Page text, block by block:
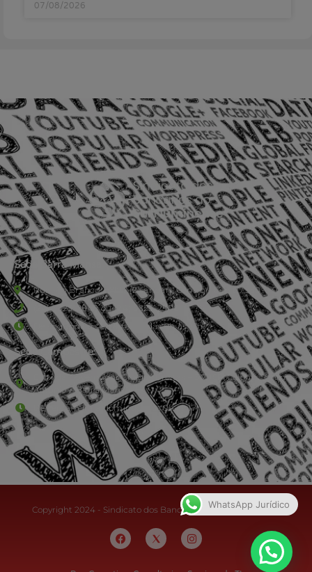
07/08/2026
Sede Barra Mansa
Rua Rio Branco, nº107 (2º andar), Centro - Cep: 27.330-030
(24) 3323-2848 ou (24) 3323-2500
De segunda à sexta-feira , das 9h às 17h.
Sede Campestre:
Estrada Governador Chagas Freitas – 3.780 – Colônia Santo
Antônio – Barra Mansa
De terça-feira a domingo, das 9h às 17h
Copyright 2024 - Sindicato dos Bancários do Sul Fluminense
WhatsApp Jurídico